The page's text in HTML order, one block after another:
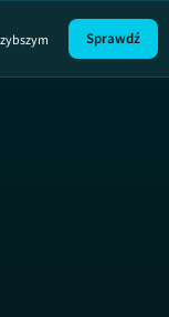
Sprawdź